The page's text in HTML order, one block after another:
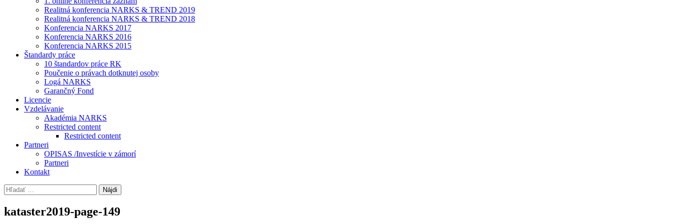
Realitná konferencia NARKS & TREND 2019
Realitná konferencia NARKS & TREND 2018
Konferencia NARKS 2017
Konferencia NARKS 2016
Konferencia NARKS 2015
Štandardy práce
10 štandardov práce RK
Poučenie o právach dotknutej osoby
Logá NARKS
Garančný Fond
Licencie
Vzdelávanie
Akadémia NARKS
Restricted content
Restricted content
Partneri
OPISAS /Investície v zámorí
Partneri
Kontakt
Hľadať:
kataster2019-page-149